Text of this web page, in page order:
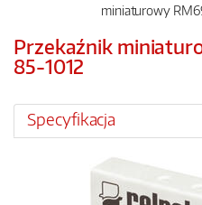
miniaturowy
Przekaźnik
85-1012
Specyfikacja